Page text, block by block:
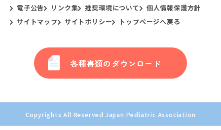
電子公告 リンク集 推奨環境について
個人情報保護方針
サイトマップ
サイトポリシー トップページへ戻る
各種書類のダウンロード
Copyrights All Reserved Japan Pediatric Association